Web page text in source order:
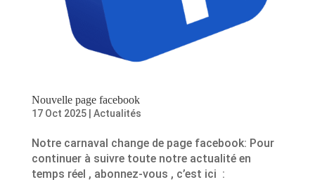
Nouvelle page facebook
17 Oct 2025| Actualités
Notre carnaval change de page facebook: Pour
continuer à suivre toute notre actualité en
temps réel , abonnez-vous , c’est ici :